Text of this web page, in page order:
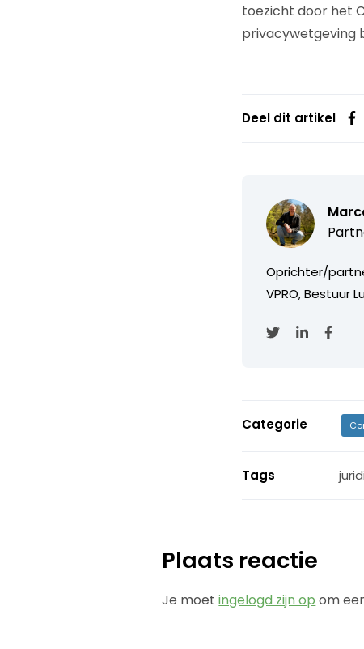
toezicht door het
privacywetgeving
Deel dit artikel
Oprichter/
VPRO, Bestuur
Categorie
Tags
Plaats reactie
Je moetingelogd zijn op om